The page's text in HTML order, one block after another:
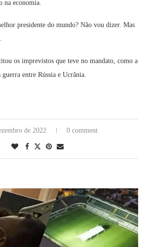
na economia.
presidente do mundo? Não vou dizer. Mas
os imprevistos que teve no mandato, como a
entre Rússia e Ucrânia.
de 2022 0 comment